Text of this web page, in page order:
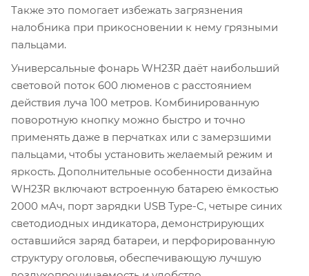
Также это помогает избежать загрязнения
налобника при прикосновении к нему грязными
пальцами.
Универсальные фонарь WH23R даёт наибольший
световой поток 600 люменов с расстоянием
действия луча 100 метров. Комбинированную
поворотную кнопку можно быстро и точно
применять даже в перчатках или с замерзшими
пальцами, чтобы установить желаемый режим и
яркость. Дополнительные особенности дизайна
WH23R включают встроенную батарею ёмкостью
2000 мАч, порт зарядки USB Type-C, четыре синих
светодиодных индикатора, демонстрирующих
оставшийся заряд батареи, и перфорированную
структуру оголовья, обеспечивающую лучшую